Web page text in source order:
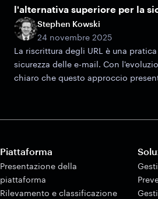
l'alternativa superiore per la
Stephen Kowski
24 novembre 2025
La riscrittura degli URL è una
sicurezza delle e-mail. Con
chiaro che questo approccio
Piattaforma
Presentazione della
piattaforma
Rilevamento e classificazione